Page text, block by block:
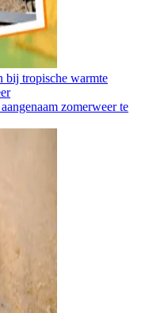
bij tropische warmte
zomerweer te